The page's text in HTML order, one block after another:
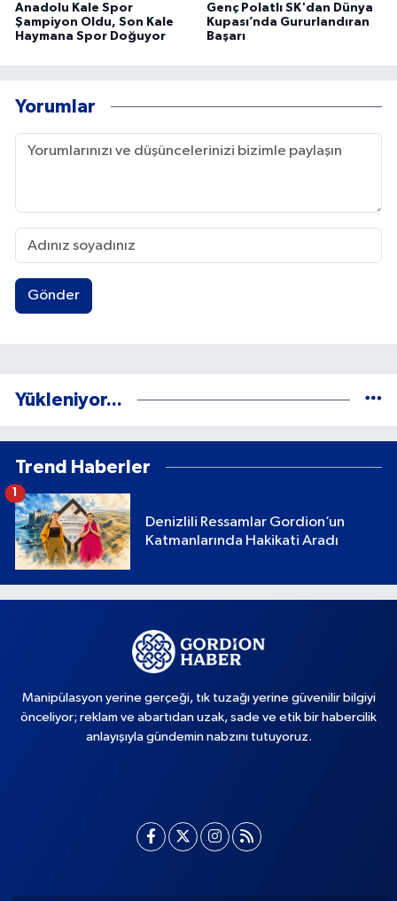
Anadolu Kale Spor
Şampiyon Oldu, Son Kale
Haymana Spor Doğuyor
Genç Polatlı SK'dan Dünya
Kupası’nda Gururlandıran
Başarı
Yorumlar
Gönder
Yükleniyor...
Trend Haberler
Denizlili Ressamlar Gordion’un
Katmanlarında Hakikati Aradı
1
Manipülasyon yerine gerçeği, tık tuzağı yerine güvenilir bilgiyi
önceliyor; reklam ve abartıdan uzak, sade ve etik bir habercilik
anlayışıyla gündemin nabzını tutuyoruz.